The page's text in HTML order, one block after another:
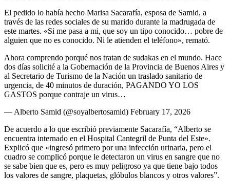
El pedido lo había hecho Marisa Sacarafía, esposa de Samid, a
través de las redes sociales de su marido durante la madrugada de
este martes. «Si me pasa a mi, que soy un tipo conocido… pobre de
alguien que no es conocido. Ni le atienden el teléfono», remató.
Ahora comprendo porqué nos tratan de sudakas en el mundo. Hace
dos días solicité a la Gobernación de la Provincia de Buenos Aires y
al Secretario de Turismo de la Nación un traslado sanitario de
urgencia, de 40 minutos de duración, PAGANDO YO LOS
GASTOS porque contraje un virus…
— Alberto Samid (@soyalbertosamid) February 17, 2026
De acuerdo a lo que escribió previamente Sacarafía, “Alberto se
encuentra internado en el Hospital Cantegril de Punta del Este».
Explicó que «ingresó primero por una infección urinaria, pero el
cuadro se complicó porque le detectaron un virus en sangre que no
se sabe bien que es, pero es muy peligroso ya que tiene bajo todos
los valores de sangre, plaquetas, glóbulos blancos y otros valores”.